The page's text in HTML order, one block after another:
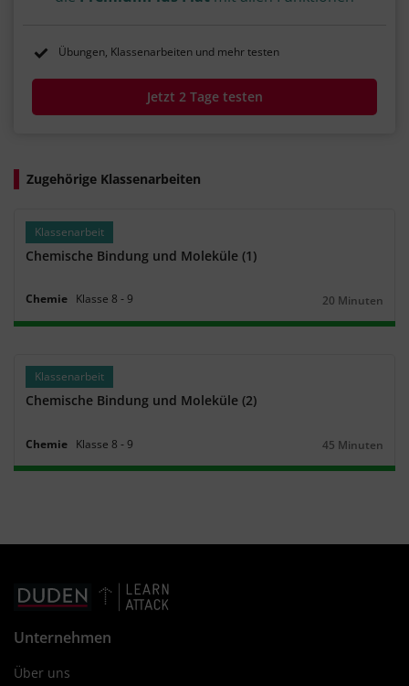
Übungen, Klassenarbeiten und mehr testen
Jetzt 2 Tage testen
Zugehörige Klassenarbeiten
Klassenarbeit
Chemische Bindung und Moleküle (1)
Chemie Klasse 8 ‐9
Dauer:
20 Minuten
Klassenarbeit
Chemische Bindung und Moleküle (2)
Chemie Klasse 8 ‐9
Dauer:
45 Minuten
Unternehmen
Über uns